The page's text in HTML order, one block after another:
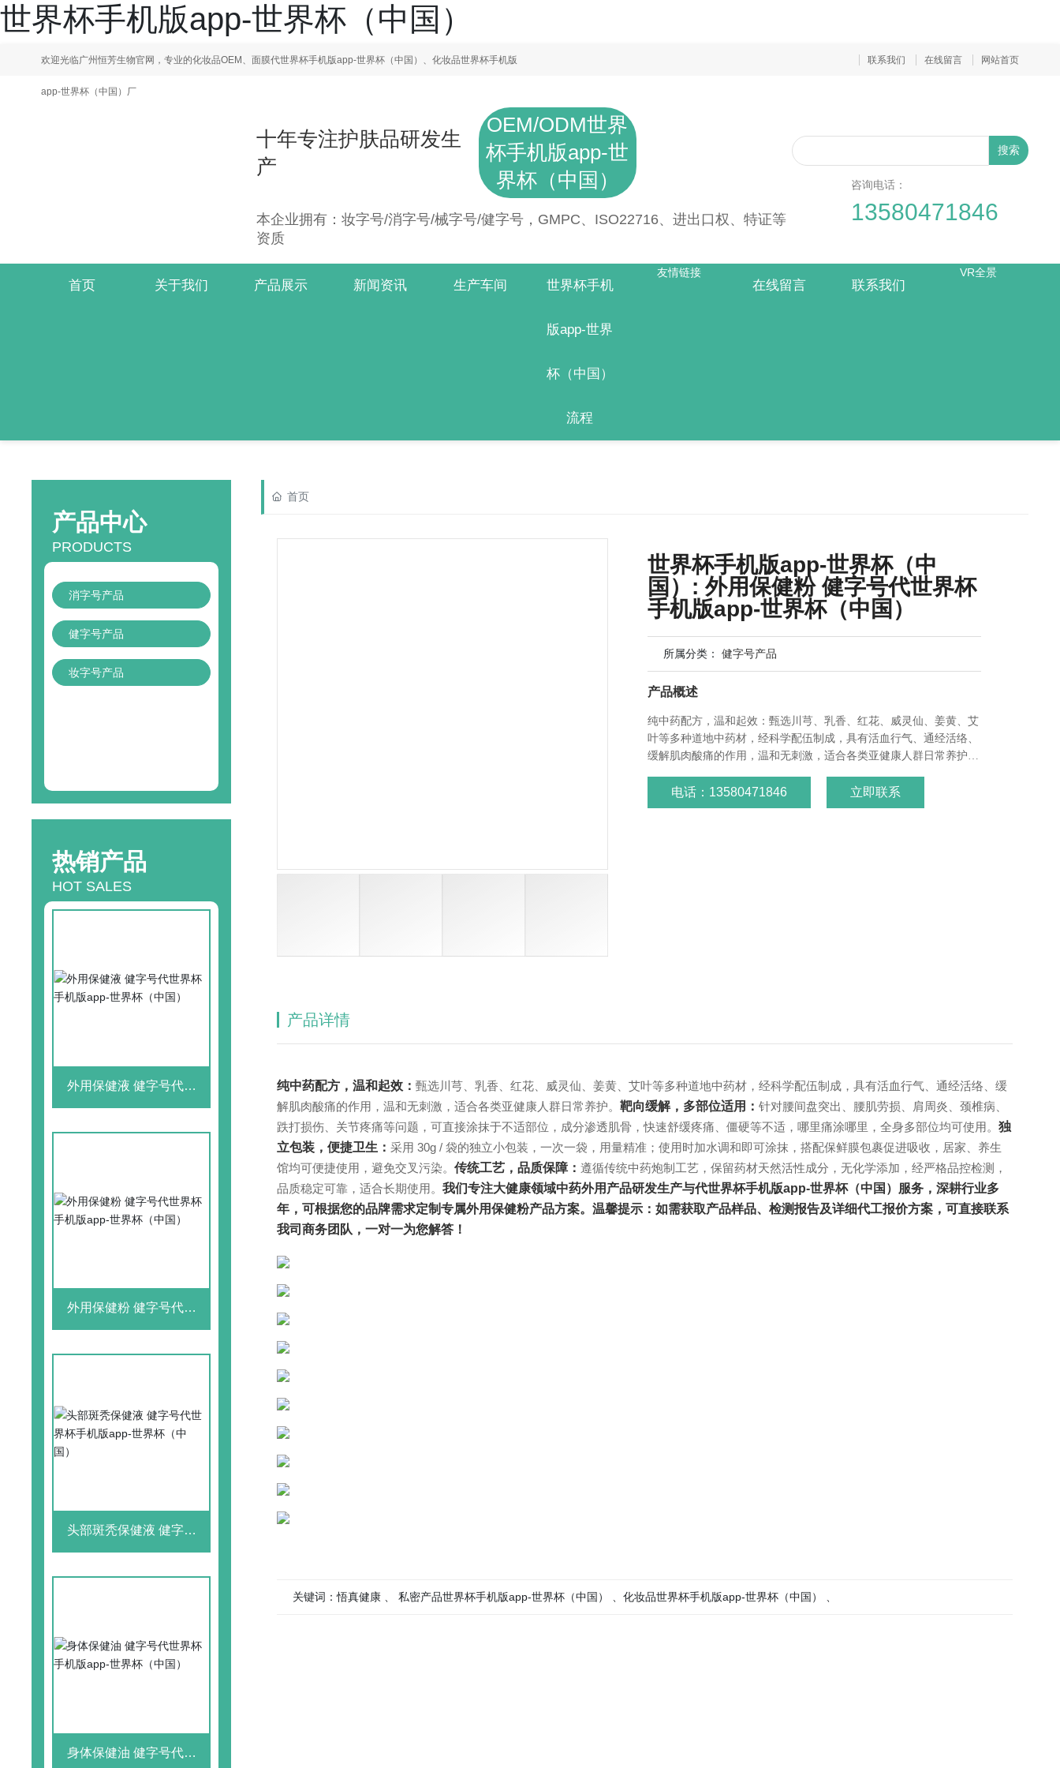
世界杯手机版app-世界杯（中国）
欢迎光临广州恒芳生物官网，专业的化妆品OEM、面膜代世界杯手机版app-世界杯（中国）、化妆品世界杯手机版
app-世界杯（中国）厂
联系我们 在线留言 网站首页
十年专注护肤品研发生
产
OEM/ODM世界
杯手机版app-世
界杯（中国）
本企业拥有：妆字号/消字号/械字号/健字号，GMPC、ISO22716、进出口权、特证等
资质
搜索
咨询电话：
13580471846
首页 关于我们 产品展示 新闻资讯 生产车间 世界杯手机
版app-世界
杯（中国）
流程
友情链接
在线留言 联系我们
VR全景
产品中心
PRODUCTS
消字号产品
健字号产品
妆字号产品
热销产品
HOT SALES
外用保健液 健字号代世
外用保健粉 健字号代世
头部斑秃保健液 健字号
身体保健油 健字号代世
首页
世界杯手机版app-世界杯（中
国）: 外用保健粉 健字号代世界杯
手机版app-世界杯（中国）
所属分类： 健字号产品
产品概述
纯中药配方，温和起效：甄选川芎、乳香、红花、威灵仙、姜黄、艾
叶等多种道地中药材，经科学配伍制成，具有活血行气、通经活络、
缓解肌肉酸痛的作用，温和无刺激，适合各类亚健康人群日常养护。
病、跌打损伤、关节疼痛等问题，可直接涂抹于不适部位，成分渗透
肌骨，快速舒缓疼痛、僵硬等不适，哪里痛涂哪里，全身多部位均可
电话：13580471846 立即联系
产品详情
纯中药配方，温和起效： 甄选川芎、乳香、红花、威灵仙、姜黄、艾叶等多种道地中药材，经科学配伍制成，具有活血行气、通经活络、缓
解肌肉酸痛的作用，温和无刺激，适合各类亚健康人群日常养护。 靶向缓解，多部位适用： 针对腰间盘突出、腰肌劳损、肩周炎、颈椎病、
跌打损伤、关节疼痛等问题，可直接涂抹于不适部位，成分渗透肌骨，快速舒缓疼痛、僵硬等不适，哪里痛涂哪里，全身多部位均可使用。 独
立包装，便捷卫生： 采用 30g / 袋的独立小包装，一次一袋，用量精准；使用时加水调和即可涂抹，搭配保鲜膜包裹促进吸收，居家、养生
馆均可便捷使用，避免交叉污染。 传统工艺，品质保障： 遵循传统中药炮制工艺，保留药材天然活性成分，无化学添加，经严格品控检测，
品质稳定可靠，适合长期使用。 我们专注大健康领域中药外用产品研发生产与代世界杯手机版app-世界杯（中国）服务，深耕行业多
年，可根据您的品牌需求定制专属外用保健粉产品方案。温馨提示：如需获取产品样品、检测报告及详细代工报价方案，可直接联系
我司商务团队，一对一为您解答！
关键词：悟真健康 、 私密产品世界杯手机版app-世界杯（中国） 、化妆品世界杯手机版app-世界杯（中国） 、